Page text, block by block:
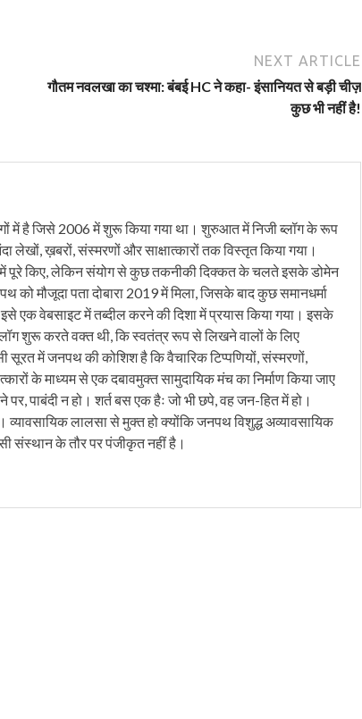
NEXT ARTICLE
गौतम नवलखा का चश्‍मा: बंबई HC ने कहा- इंसानियत से बड़ी चीज़
कुछ भी नहीं है!
में है जिसे 2006 में शुरू किया गया था। शुरुआत में निजी ब्लॉग के रूप
लेखों, ख़बरों, संस्मरणों और साक्षात्कारों तक विस्तृत किया गया।
पूरे किए, लेकिन संयोग से कुछ तकनीकी दिक्कत के चलते इसके डोमेन
को मौजूदा पता दोबारा 2019 में मिला, जिसके बाद कुछ समानधर्मा
एक वेबसाइट में तब्दील करने की दिशा में प्रयास किया गया। इसके
शुरू करते वक्त थी, कि स्वतंत्र रूप से लिखने वालों के लिए
सूरत में जनपथ की कोशिश है कि वैचारिक टिप्पणियों, संस्मरणों,
के माध्यम से एक दबावमुक्त सामुदायिक मंच का निर्माण किया जाए
पाबंदी न हो। शर्त बस एक हैः जो भी छपे, वह जन-हित में हो।
व्यावसायिक लालसा से मुक्त हो क्योंकि जनपथ विशुद्ध अव्यावसायिक
संस्थान के तौर पर पंजीकृत नहीं है।